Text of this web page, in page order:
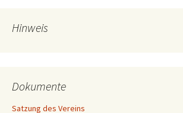
Hinweis
Dokumente
Satzung des Vereins